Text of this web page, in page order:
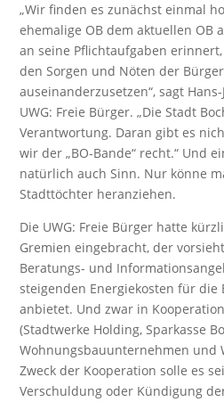
„Wir finden es zunächst einmal
ehemalige OB dem aktuellen OB
an seine Pflichtaufgaben
den Sorgen und Nöten der
auseinanderzusetzen“, sagt
UWG: Freie Bürger. „Die Stadt
Verantwortung. Daran gibt es
wir der „BO-Bande“ recht.“ Und
natürlich auch Sinn. Nur könne
Stadttöchter heranziehen.
Die UWG: Freie Bürger hatte
Gremien eingebracht, der
Beratungs- und
steigenden Energiekosten für
anbietet. Und zwar in
(Stadtwerke Holding, Sparkasse
Wohnungsbauunternehmen und
Zweck der Kooperation solle es
Verschuldung oder Kündigung